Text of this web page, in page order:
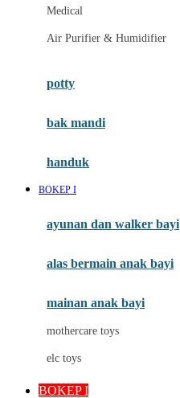
Micro
MiDeer
Moby
My Buddy Tag
My K
Medical
Air Purifier & Humidifier
potty
bak mandi
handuk
BOKEP I
ayunan dan walker bayi
alas bermain anak bayi
mainan anak bayi
mothercare toys
elc toys
BOKEP I